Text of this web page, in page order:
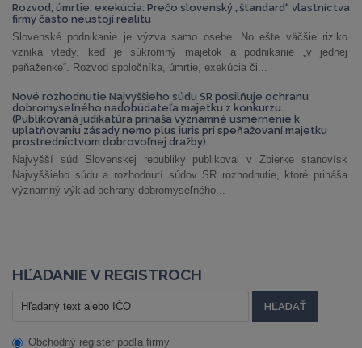
Rozvod, úmrtie, exekúcia: Prečo slovenský „štandard“ vlastníctva
firmy často neustojí realitu
Slovenské podnikanie je výzva samo osebe. No ešte väčšie riziko
vzniká vtedy, keď je súkromný majetok a podnikanie „v jednej
peňaženke“. Rozvod spoločníka, úmrtie, exekúcia či...
Nové rozhodnutie Najvyššieho súdu SR posilňuje ochranu
dobromyseľného nadobúdateľa majetku z konkurzu.
(Publikovaná judikatúra prináša významné usmernenie k
uplatňovaniu zásady nemo plus iuris pri speňažovaní majetku
prostredníctvom dobrovoľnej dražby)
Najvyšší súd Slovenskej republiky publikoval v Zbierke stanovísk
Najvyššieho súdu a rozhodnutí súdov SR rozhodnutie, ktoré prináša
významný výklad ochrany dobromyseľného...
HĽADANIE V REGISTROCH
Obchodný register podľa firmy